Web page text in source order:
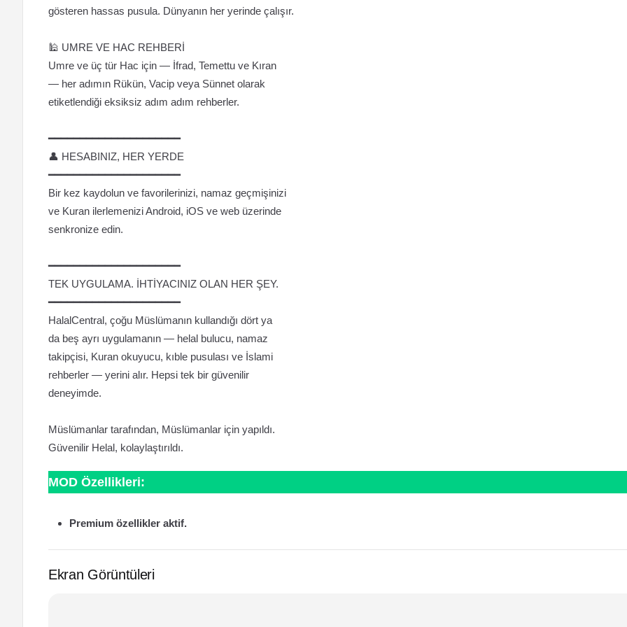
gösteren hassas pusula. Dünyanın her yerinde çalışır.
🕌 UMRE VE HAC REHBERİ
Umre ve üç tür Hac için — İfrad, Temettu ve Kıran
— her adımın Rükün, Vacip veya Sünnet olarak
etiketlendiği eksiksiz adım adım rehberler.
━━━━━━━━━━━━━━━━━━━━━
👤 HESABINIZ, HER YERDE
━━━━━━━━━━━━━━━━━━━━━
Bir kez kaydolun ve favorilerinizi, namaz geçmişinizi
ve Kuran ilerlemenizi Android, iOS ve web üzerinde
senkronize edin.
━━━━━━━━━━━━━━━━━━━━━
TEK UYGULAMA. İHTİYACINIZ OLAN HER ŞEY.
━━━━━━━━━━━━━━━━━━━━━
HalalCentral, çoğu Müslümanın kullandığı dört ya
da beş ayrı uygulamanın — helal bulucu, namaz
takipçisi, Kuran okuyucu, kıble pusulası ve İslami
rehberler — yerini alır. Hepsi tek bir güvenilir
deneyimde.
Müslümanlar tarafından, Müslümanlar için yapıldı.
Güvenilir Helal, kolaylaştırıldı.
MOD Özellikleri:
Premium özellikler aktif.
Ekran Görüntüleri